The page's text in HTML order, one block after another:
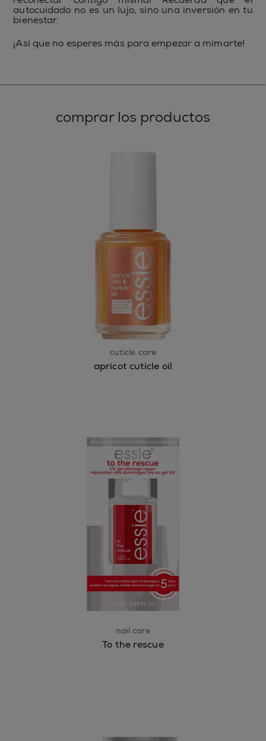
autocuidado no es un lujo, sino una inversión en tu
bienestar.
¡Así que no esperes más para empezar a mimarte!
comprar los productos
cuticle care
apricot cuticle oil
nail care
To the rescue